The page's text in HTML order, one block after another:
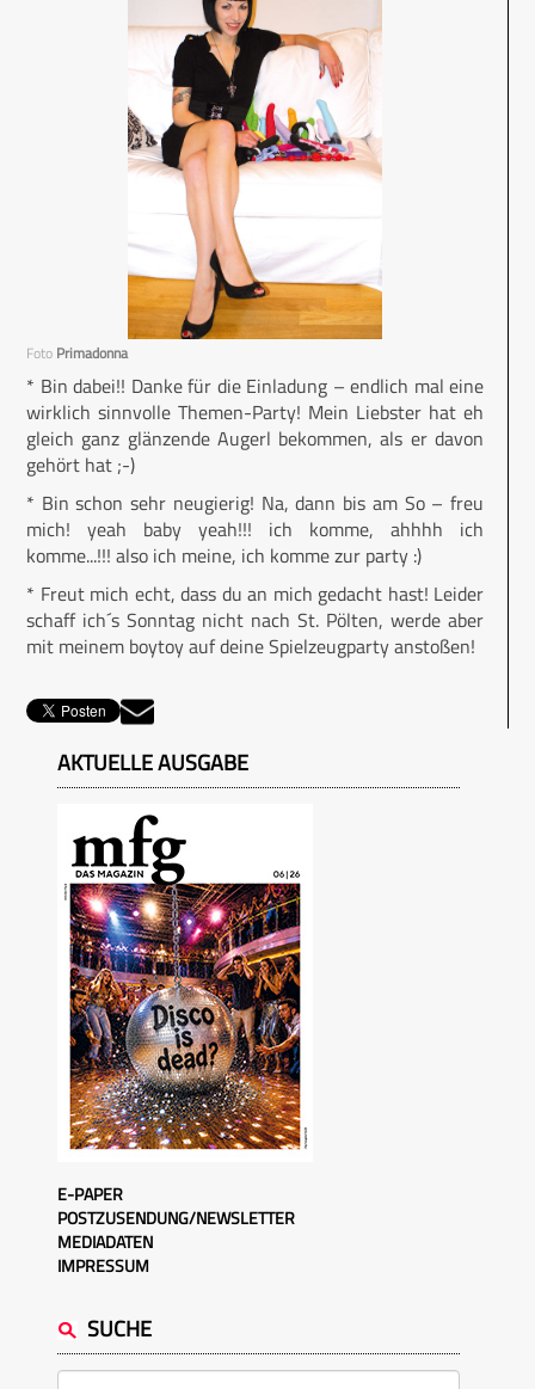
Foto Primadonna
* Bin dabei!! Danke für die Einladung – endlich mal eine
wirklich sinnvolle Themen-Party! Mein Liebster hat eh
gleich ganz glänzende Augerl bekommen, als er davon
gehört hat ;-)
* Bin schon sehr neugierig! Na, dann bis am So – freu
mich! yeah baby yeah!!! ich komme, ahhhh ich
komme...!!! also ich meine, ich komme zur party :)
* Freut mich echt, dass du an mich gedacht hast! Leider
schaff ich´s Sonntag nicht nach St. Pölten, werde aber
mit meinem boytoy auf deine Spielzeugparty anstoßen!
AKTUELLE AUSGABE
E-PAPER
POSTZUSENDUNG/NEWSLETTER
MEDIADATEN
IMPRESSUM
SUCHE